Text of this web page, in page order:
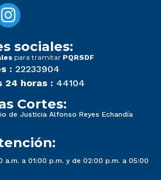
sociales:
para tramitar PQRSDF
: 22233904
24 horas : 44104
Cortes:
de Justicia Alfonso Reyes Echandía
a.m. a 01:00 p.m. y de 02:00 p.m. a 05:00